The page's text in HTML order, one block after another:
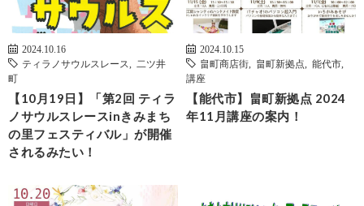
2024.10.16
ティラノサウルスレース
二ツ井
町
【10月19日】「第2回 ティラ
ノサウルスレースinきみまち
の里フェスティバル」が開催
されるみたい！
2024.10.15
畠町商店街
畠町新拠点 能代市
講座
【能代市】畠町新拠点 2024
年11月講座の案内！